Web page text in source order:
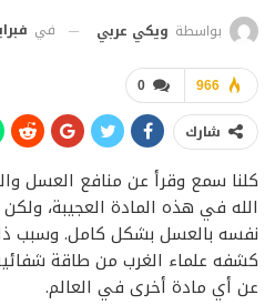
بواسطة ويكي عربي في فبراير
0 966
شارك
كلنا سمع وقرأ عن منافع العسل
الله في هذه المادة العجيبة،
نفسه بالعسل بشكل كامل. وسبب
كشفه علماء الغرب من طاقة
عن أي مادة أخرى في العالم.